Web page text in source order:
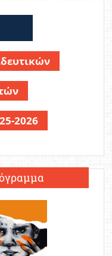
2026